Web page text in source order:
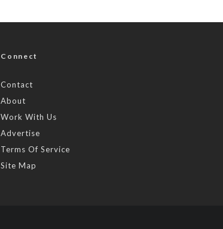
Connect
Contact
About
Work With Us
Advertise
Terms Of Service
Site Map